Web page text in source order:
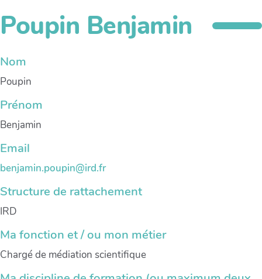
Poupin Benjamin
Nom
Poupin
Prénom
Benjamin
Email
benjamin.poupin@ird.fr
Structure de rattachement
IRD
Ma fonction et / ou mon métier
Chargé de médiation scientifique